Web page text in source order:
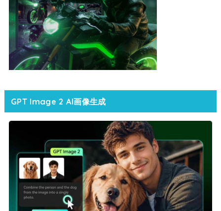
GPT Image 2 AI画像生成